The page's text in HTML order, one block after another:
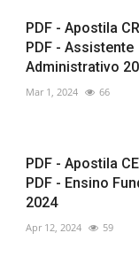
PDF - Apostila
PDF - Assistente
Administrativo
Mar 1, 2024 66
PDF - Apostila
PDF - Ensino
2024
Apr 12, 2024 59